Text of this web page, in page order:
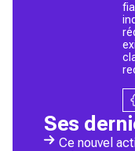
Ses
Ce nouvel